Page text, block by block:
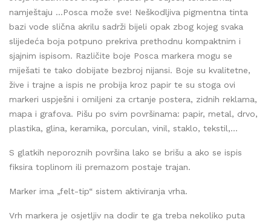
namještaju …Posca može sve! Neškodljiva pigmentna tinta
bazi vode slična akrilu sadrži bijeli opak zbog kojeg svaka
slijedeća boja potpuno prekriva prethodnu kompaktnim i
sjajnim ispisom. Različite boje Posca markera mogu se
miješati te tako dobijate bezbroj nijansi. Boje su kvalitetne,
žive i trajne a ispis ne probija kroz papir te su stoga ovi
markeri uspješni i omiljeni za crtanje postera, zidnih reklama,
mapa i grafova. Pišu po svim površinama: papir, metal, drvo,
plastika, glina, keramika, porculan, vinil, staklo, tekstil,...
S glatkih neporoznih površina lako se brišu a ako se ispis
fiksira toplinom ili premazom postaje trajan.
Marker ima „felt-tip“ sistem aktiviranja vrha.
Vrh markera je osjetljiv na dodir te ga treba nekoliko puta